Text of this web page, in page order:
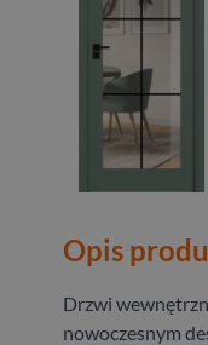
Opis
Drzwi
nowoczesnym